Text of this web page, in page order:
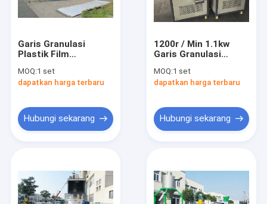
Garis Granulasi
Plastik Film
Tahap
MOQ:1 set
dapatkan harga terbaru
Hubungi sekarang
1200r / Min 1.1kw
Garis Granulasi
Penjepit Pencocokan
MOQ:1 set
dapatkan harga terbaru
Hubungi sekarang